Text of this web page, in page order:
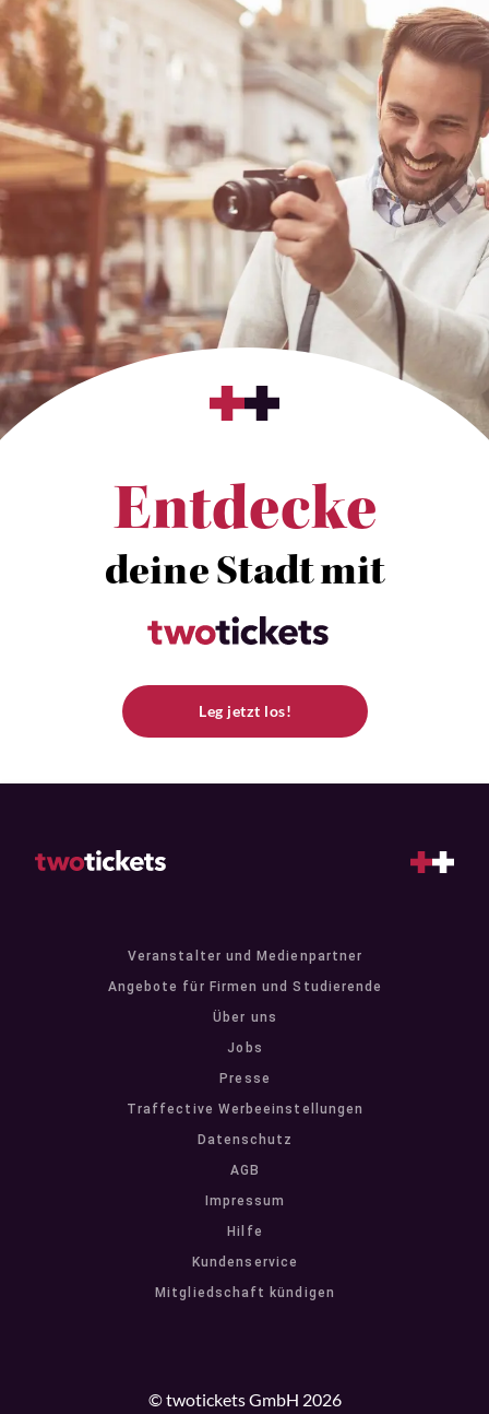
Entdecke
deine Stadt mit
Leg jetzt los!
Veranstalter und Medienpartner
Angebote für Firmen und Studierende
Über uns
Jobs
Presse
Traffective Werbeeinstellungen
Datenschutz
AGB
Impressum
Hilfe
Kundenservice
Mitgliedschaft kündigen
© twotickets GmbH 2026